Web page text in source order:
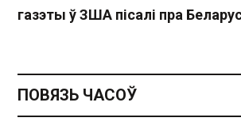
газэты ў ЗША пісалі пра
ПОВЯЗЬ ЧАСОЎ